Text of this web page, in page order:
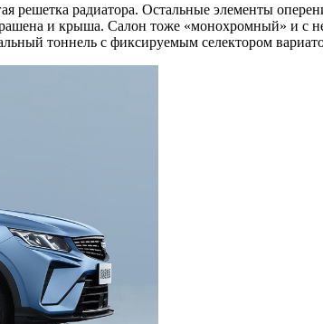
решетка радиатора. Остальные элементы
и крыша. Салон тоже «монохромный» и с
тоннель с фиксируемым селектором